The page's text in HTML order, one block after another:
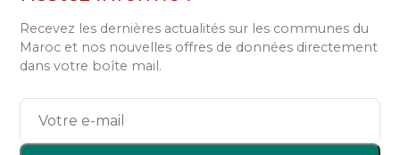
Recevez les dernières actualités sur les communes du
Maroc et nos nouvelles offres de données directement
dans votre boîte mail.